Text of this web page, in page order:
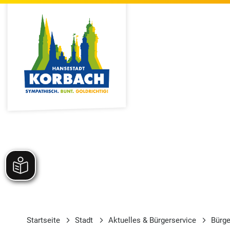
Startseite Stadt Aktuelles & Bürgerservice